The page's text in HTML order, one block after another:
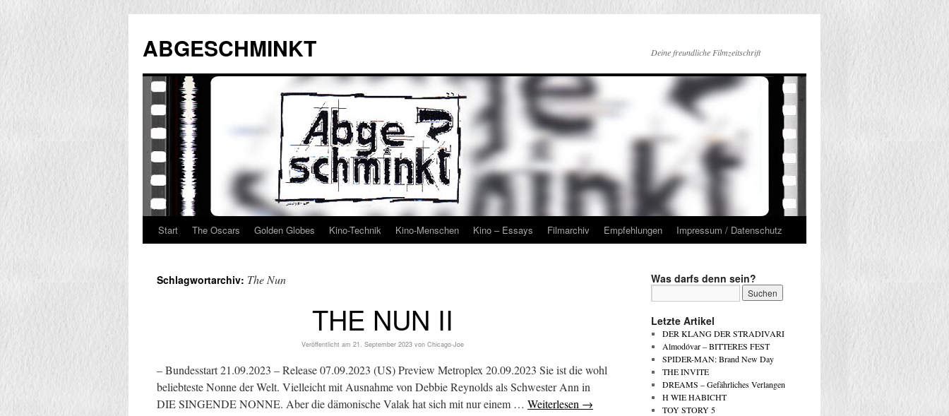
springen
ABGESCHMINKT Deine freundliche Filmzeitschrift
Start The Oscars Golden Globes Kino-Technik Kino-Menschen Kino – Essays Filmarchiv Empfehlungen Impressum / Datenschutz
Schlagwortarchiv: The Nun
THE NUN II
Veröffentlicht am 21. September 2023 von Chicago-Joe
– Bundesstart 21.09.2023 – Release 07.09.2023 (US) Preview Metroplex 20.09.2023 Sie ist die wohl
beliebteste Nonne der Welt. Vielleicht mit Ausnahme von Debbie Reynolds als Schwester Ann in
DIE SINGENDE NONNE. Aber die dämonische Valak hat sich mit nur einem … Weiterlesen →
Was darfs denn sein?
Letzte Artikel
DER KLANG DER STRADIVARI
Almodóvar – BITTERES FEST
SPIDER-MAN: Brand New Day
THE INVITE
DREAMS – Gefährliches Verlangen
H WIE HABICHT
TOY STORY 5